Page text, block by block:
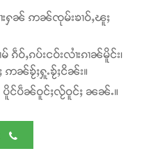
ၢႆးႁၼ် ဢၼ်ၸုမ်းၶၢဝ်ႇၽူႈ
ဝ်ႇၵပ်းငဝ်းလၢႆးၵၢၼ်မိူင်း၊
ႈ ဢၼ်ၶႂ်ႈႁူႉၶႂ်ႈငိၼ်း။
ပိူင်ပဵၼ်ဝူင်ႈလႂ်ဝူင်ႈ ၼၼ်ႉ။